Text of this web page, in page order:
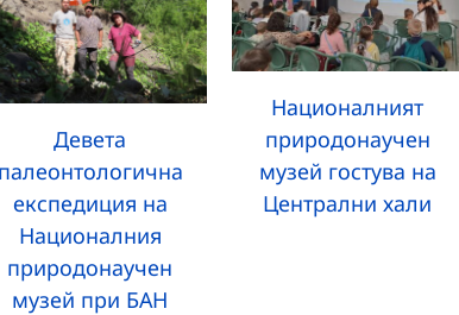
Девета
палеонтологична
експедиция на
Националния
природонаучен
музей при БАН
Националният
природонаучен
музей гостува на
Централни хали